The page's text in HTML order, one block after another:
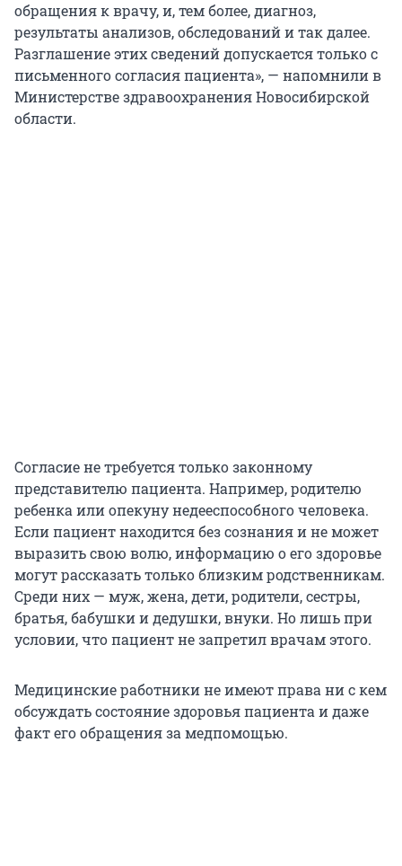
обращения к врачу, и, тем более, диагноз,
результаты анализов, обследований и так далее.
Разглашение этих сведений допускается только с
письменного согласия пациента», — напомнили в
Министерстве здравоохранения Новосибирской
области.
Согласие не требуется только законному
представителю пациента. Например, родителю
ребенка или опекуну недееспособного человека.
Если пациент находится без сознания и не может
выразить свою волю, информацию о его здоровье
могут рассказать только близким родственникам.
Среди них — муж, жена, дети, родители, сестры,
братья, бабушки и дедушки, внуки. Но лишь при
условии, что пациент не запретил врачам этого.
Медицинские работники не имеют права ни с кем
обсуждать состояние здоровья пациента и даже
факт его обращения за медпомощью.